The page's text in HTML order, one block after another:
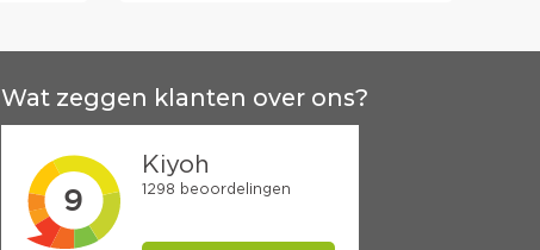
Wat zeggen klanten over ons?